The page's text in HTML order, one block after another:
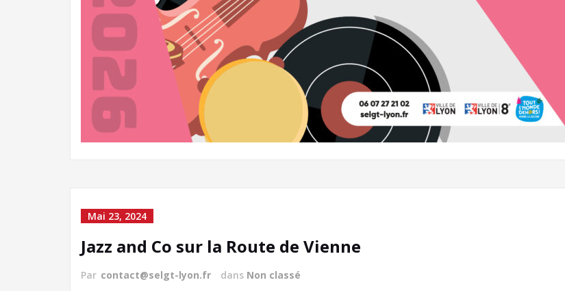
Mai 23, 2024
Jazz and Co sur la Route de Vienne
Par contact@selgt-lyon.fr dans Non classé